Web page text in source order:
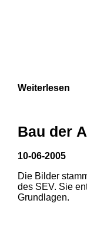
Weiterlesen
Bau der
10-06-2005
Die Bilder
des SEV. Sie
Grundlagen.